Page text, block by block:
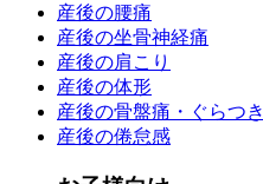
産後の腰痛
産後の坐骨神経痛
産後の肩こり
産後の体形
産後の骨盤痛・ぐらつき
産後の倦怠感